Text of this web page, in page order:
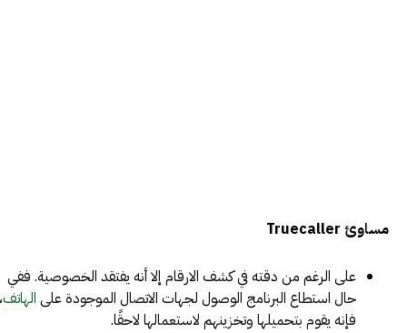
مساوئ Truecaller
على الرغم من دقته في كشف الارقام إلا أنه يفتقد الخصوصية. ففي
حال استطاع البرنامج الوصول لجهات الاتصال الموجودة على الهاتف،
فإنه يقوم بتحميلها وتخزينهم لاستعمالها لاحقًا.